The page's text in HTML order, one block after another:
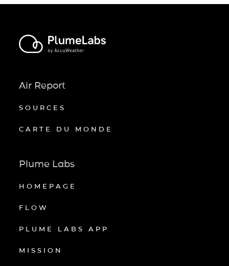
Air Report
SOURCES
CARTE DU MONDE
Plume Labs
HOMEPAGE
FLOW
PLUME LABS APP
MISSION